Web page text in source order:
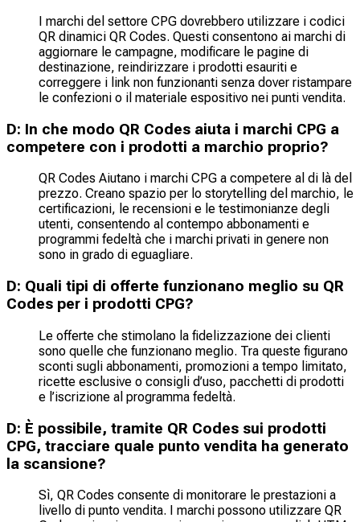
I marchi del settore CPG dovrebbero utilizzare i codici
QR dinamici QR Codes. Questi consentono ai marchi di
aggiornare le campagne, modificare le pagine di
destinazione, reindirizzare i prodotti esauriti e
correggere i link non funzionanti senza dover ristampare
le confezioni o il materiale espositivo nei punti vendita.
D: In che modo QR Codes aiuta i marchi CPG a
competere con i prodotti a marchio proprio?
QR Codes Aiutano i marchi CPG a competere al di là del
prezzo. Creano spazio per lo storytelling del marchio, le
certificazioni, le recensioni e le testimonianze degli
utenti, consentendo al contempo abbonamenti e
programmi fedeltà che i marchi privati in genere non
sono in grado di eguagliare.
D: Quali tipi di offerte funzionano meglio su QR
Codes per i prodotti CPG?
Le offerte che stimolano la fidelizzazione dei clienti
sono quelle che funzionano meglio. Tra queste figurano
sconti sugli abbonamenti, promozioni a tempo limitato,
ricette esclusive o consigli d’uso, pacchetti di prodotti
e l’iscrizione al programma fedeltà.
D: È possibile, tramite QR Codes sui prodotti
CPG, tracciare quale punto vendita ha generato
la scansione?
Sì, QR Codes consente di monitorare le prestazioni a
livello di punto vendita. I marchi possono utilizzare QR